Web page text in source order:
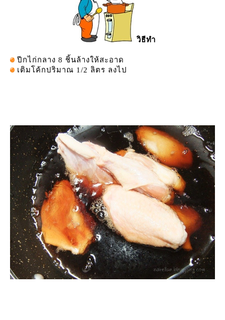
วิธีทำ
ปีกไก่กลาง 8 ชิ้นล้างให้สะอาด
เติมโค้กปริมาณ 1/2 ลิตร ลงไป